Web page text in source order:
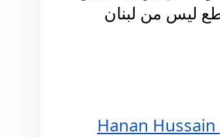
ليس من لبنان